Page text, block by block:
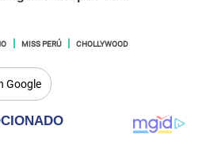
MISS PERÚ CHOLLYWOOD
Google